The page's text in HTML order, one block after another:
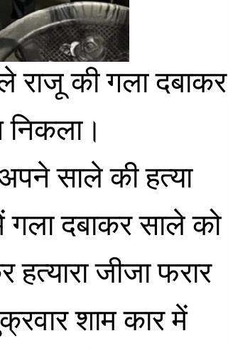
राजू की गला दबाकर
साले की हत्या
में गला दबाकर साले को
जीजा फरार
शाम कार में